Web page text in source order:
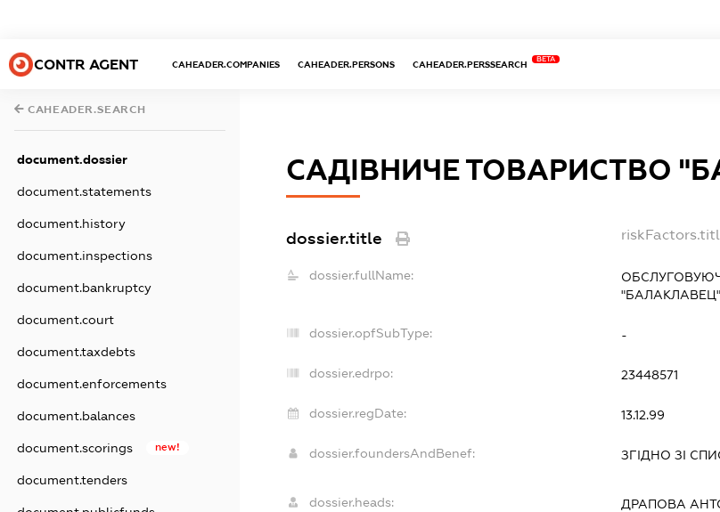
CONTR AGENT CAHEADER.COMPANIES CAHEADER.PERSONS CAHEADER.PERSSEARCH
BETA
CAHEADER.SEARCH
document.dossier
document.statements
document.history
document.inspections
document.bankruptcy
document.court
document.taxdebts
document.enforcements
document.balances
document.scorings new!
document.tenders
САДІВНИЧЕ ТОВАРИСТВО
dossier.title
dossier.fullName:
"БАЛАКЛАВЕЦ"
dossier.opfSubType: -
dossier.edrpo: 23448571
dossier.regDate: 13.12.99
dossier.foundersAndBenef: ЗГІДНО ЗІ
dossier.heads: ДРАПОВА